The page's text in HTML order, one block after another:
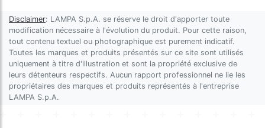
Disclaimer: LAMPA S.p.A. se réserve le droit d'apporter toute
modification nécessaire à l'évolution du produit. Pour cette raison,
tout contenu textuel ou photographique est purement indicatif.
Toutes les marques et produits présentés sur ce site sont utilisés
uniquement à titre d'illustration et sont la propriété exclusive de
leurs détenteurs respectifs. Aucun rapport professionnel ne lie les
propriétaires des marques et produits représentés à l'entreprise
LAMPA S.p.A.